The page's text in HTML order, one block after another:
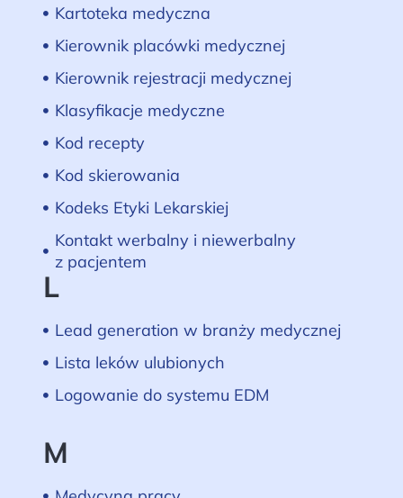
Kartoteka medyczna
Kierownik placówki medycznej
Kierownik rejestracji medycznej
Klasyfikacje medyczne
Kod recepty
Kod skierowania
Kodeks Etyki Lekarskiej
Kontakt werbalny i niewerbalny
z pacjentem
L
Lead generation w branży medycznej
Lista leków ulubionych
Logowanie do systemu EDM
M